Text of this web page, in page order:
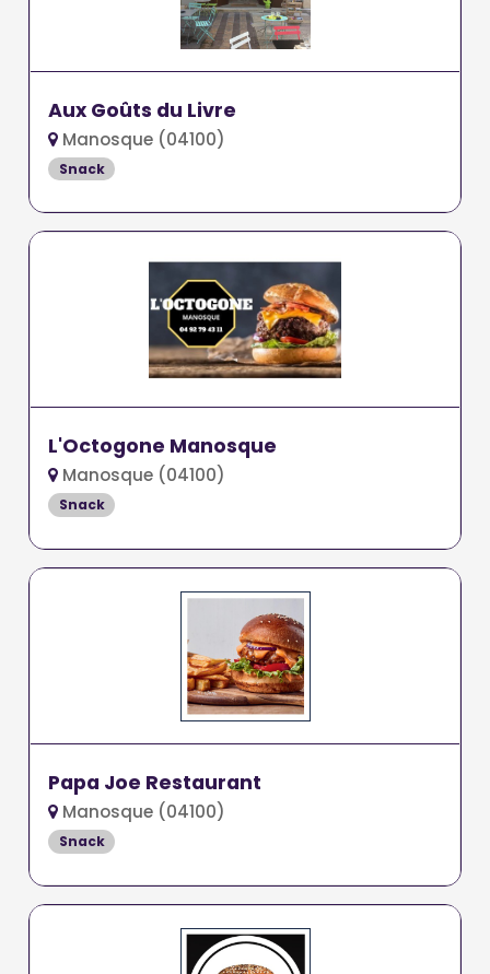
Aux Goûts du Livre
Manosque (04100)
Snack
L'Octogone Manosque
Manosque (04100)
Snack
Papa Joe Restaurant
Manosque (04100)
Snack